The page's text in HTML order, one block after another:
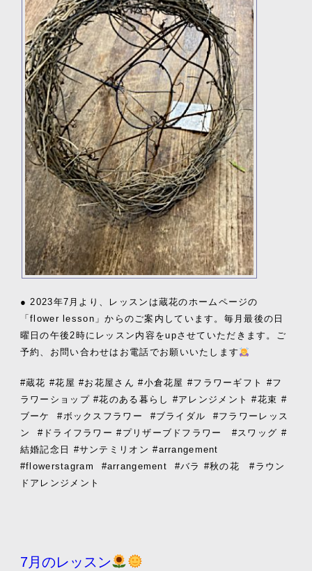
● 2023年7月より、レッスンは蔵花のホームページの
「flower lesson」からのご案内しています。毎月最後の日
曜日の午後2時にレッスン内容をupさせていただきます。ご
予約、お問い合わせはお電話でお願いいたします
#蔵花 #花屋 #お花屋さん #小倉花屋 #フラワーギフト #フ
ラワーショップ #花のある暮らし #アレンジメント #花束 #
ブーケ
#ボックスフラワー #ブライダル
#フラワーレッス
ン
#ドライフラワー #プリザーブドフラワー #スワッグ #
結婚記念日 #サンテミリオン #arrangement
#flowerstagram
#arrangement
#バラ #秋の花 #ラウン
ドアレンジメント
7月のレッスン